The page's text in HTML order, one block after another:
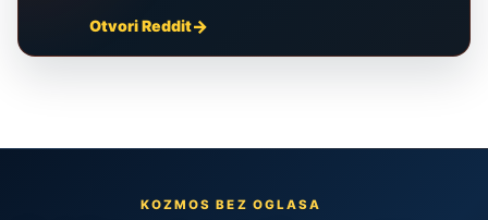
Otvori Reddit
KOZMOS BEZ OGLASA